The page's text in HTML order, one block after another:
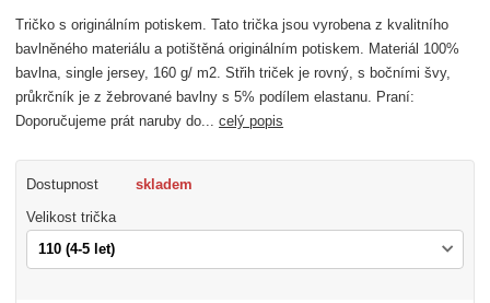
Tričko s originálním potiskem. Tato trička jsou vyrobena z kvalitního
bavlněného materiálu a potištěná originálním potiskem. Materiál 100%
bavlna, single jersey, 160 g/ m2. Střih triček je rovný, s bočními švy,
průkrčník je z žebrované bavlny s 5% podílem elastanu. Praní:
Doporučujeme prát naruby do...celý popis
Dostupnost skladem
Velikost trička